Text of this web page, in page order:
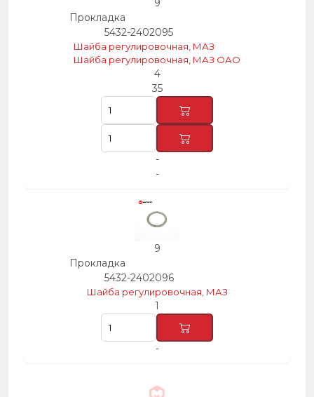
9
Прокладка
5432-2402095
Шайба регулировочная, МАЗ
Шайба регулировочная, МАЗ ОАО
4
35
-
-
9
Прокладка
5432-2402096
Шайба регулировочная, МАЗ
1
-